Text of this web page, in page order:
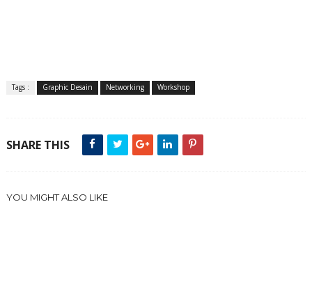
Tags : Graphic Desain Networking Workshop
SHARE THIS
YOU MIGHT ALSO LIKE